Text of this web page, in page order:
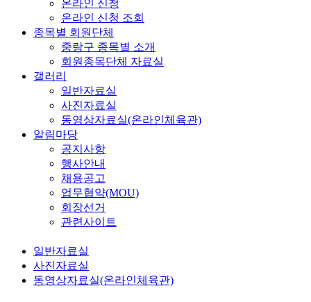
온라인 신청
온라인 신청 조회
종목별 회원단체
중랑구 종목별 소개
회원종목단체 자료실
갤러리
일반자료실
사진자료실
동영상자료실(온라인체육관)
알림마당
공지사항
행사안내
채용공고
업무협약(MOU)
회장선거
관련사이트
일반자료실
사진자료실
동영상자료실(온라인체육관)